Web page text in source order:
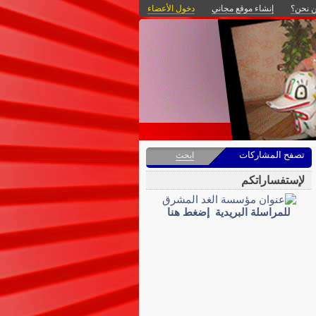
نحن؟ إنشاء موقع مجاني دخول الأعضاء
تصفح المشاركات ابحث
لإستفساراتكم
للمراسلة البريدية إضغط هنا